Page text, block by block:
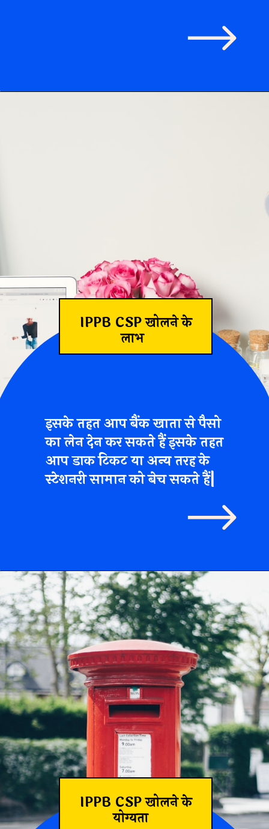
IPPB CSP खोलने के
लाभ
इसके तहत आप बैंक खाता से पैसो
का लेन देन कर सकते हैं इसके तहत
आप डाक टिकट या अन्य तरह के
स्टेशनरी सामान को बेच सकते हैं|
IPPB CSP खोलने के
योग्यता